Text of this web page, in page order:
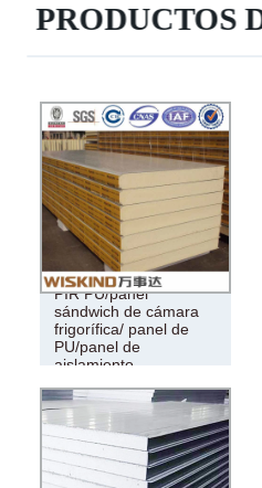
PRODUCTOS
PIR PU/panel
sándwich de cámara
frigorífica/ panel de
PU/panel de
aislamiento